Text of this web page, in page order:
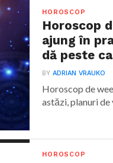
HOROSCOP
Horoscop
ajung în
dă peste
BYADRIAN VRAUKO
Horoscop de
astăzi, planuri de
HOROSCOP